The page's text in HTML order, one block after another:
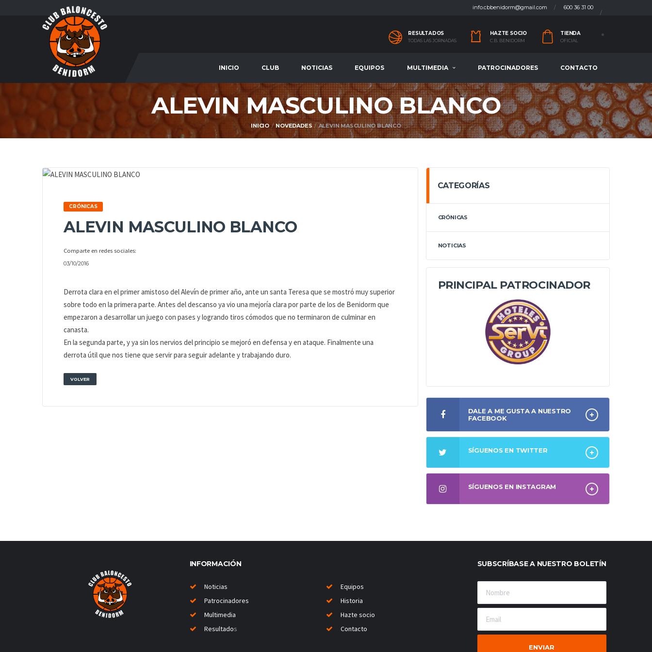
600 36 31 00
info.cbbenidorm@gmail.com
RESULTADOS
TODAS LAS JORNADAS
HAZTE SOCIO
C.B. BENIDORM
TIENDA
OFICIAL
INICIO CLUB NOTICIAS EQUIPOS MULTIMEDIA PATROCINADORES CONTACTO
ALEVIN MASCULINO BLANCO
INICIO NOVEDADES ALEVIN MASCULINO BLANCO
CRÓNICAS
ALEVIN MASCULINO BLANCO
Comparte en redes sociales:
03/10/2016
Derrota clara en el primer amistoso del Alevín de primer año, ante un santa Teresa que se mostró muy superior
sobre todo en la primera parte. Antes del descanso ya vio una mejoría clara por parte de los de Benidorm que
empezaron a desarrollar un juego con pases y logrando tiros cómodos que no terminaron de culminar en
canasta.
En la segunda parte, y ya sin los nervios del principio se mejoró en defensa y en ataque. Finalmente una
derrota útil que nos tiene que servir para seguir adelante y trabajando duro.
VOLVER
CATEGORÍAS
CRÓNICAS
NOTICIAS
PRINCIPAL PATROCINADOR
DALE A ME GUSTA A NUESTRO
FACEBOOK
SÍGUENOS EN TWITTER
SÍGUENOS EN INSTAGRAM
INFORMACIÓN
Noticias
Equipos
Patrocinadores
Historia
Multimedia
Hazte socio
Resultados Contacto
SUBSCRÍBASE A NUESTRO BOLETÍN